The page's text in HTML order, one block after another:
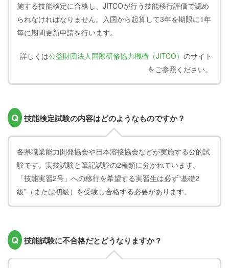
施する技能検定に合格し、JITCOが行う技能移行評価で認め
られなければなりません。入国から起算して3年を期限に1年
毎に期間更新申請を行います。
詳しくは公益財団法人国際研修協力機構（JITCO） のサイト
をご参照ください。
Q 技能検定試験の内容はどのようなものですか？
各県職業能力開発協会や日本溶接協会などが実施する公的試
験です。実技試験と筆記試験の2種類に分かれています。
「技能実習2号」への移行を希望する実習生は必ず“基礎2
級”（または初級）を受験し合格する必要があります。
Q 技能試験に不合格だとどうなりますか？